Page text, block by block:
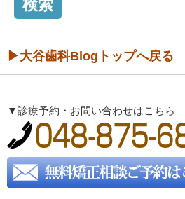
▶大谷歯科Blogトップへ戻る
▼診療予約・お問い合わせはこちら